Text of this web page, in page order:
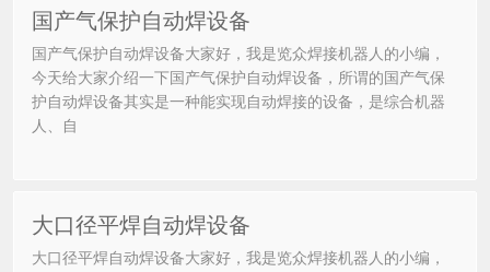
国产气保护自动焊设备
国产气保护自动焊设备大家好，我是览众焊接机器人的小编，
今天给大家介绍一下国产气保护自动焊设备，所谓的国产气保
护自动焊设备其实是一种能实现自动焊接的设备，是综合机器
人、自
大口径平焊自动焊设备
大口径平焊自动焊设备大家好，我是览众焊接机器人的小编，